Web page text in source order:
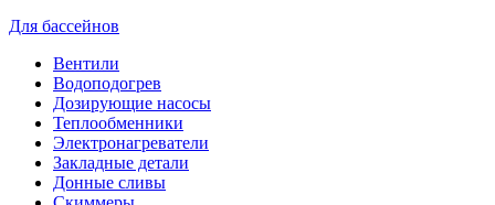
Для бассейнов
Вентили
Водоподогрев
Дозирующие насосы
Теплообменники
Электронагреватели
Закладные детали
Донные сливы